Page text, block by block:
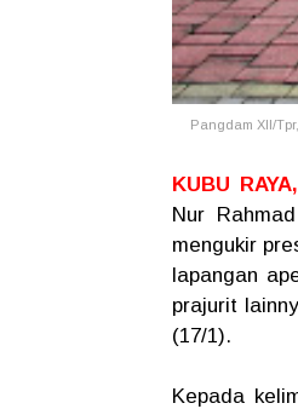
Pangdam XII/
KUBU
Nur
mengukir
lapangan
prajurit
(17/1).
Kepada